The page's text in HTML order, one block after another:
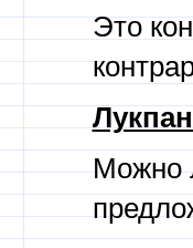
Это
Можно